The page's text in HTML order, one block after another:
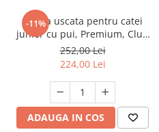
-11%
Hrana uscata pentru catei
junior cu pui, Premium, Club
4 Paws, 14 kg
252,00 Lei
224,00 Lei
ADAUGA IN COS